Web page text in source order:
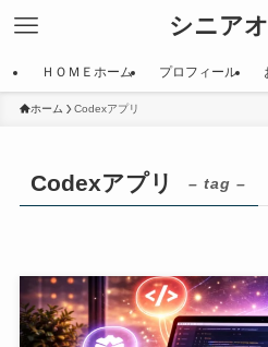
シニア
ＨＯＭＥホーム プロフィール
ホーム Codexアプリ
Codexアプリ – tag –